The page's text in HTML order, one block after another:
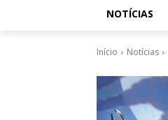
NOTÍCIAS
Início Notícias